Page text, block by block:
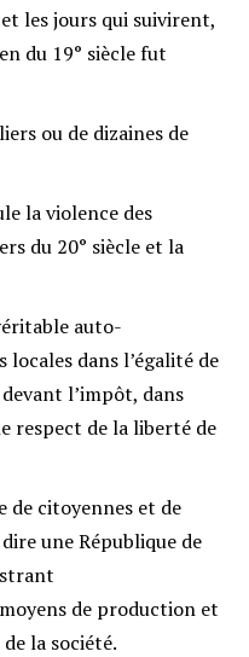
les jours qui suivirent,
du 19° siècle fut
ou de dizaines de
la violence des
du 20° siècle et la
auto-
dans l’égalité de
l’impôt, dans
respect de la liberté de
de citoyennes et de
une République de
de production et
la société.